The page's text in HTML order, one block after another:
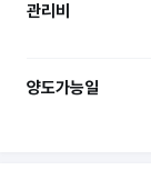
관리비
양도가능일